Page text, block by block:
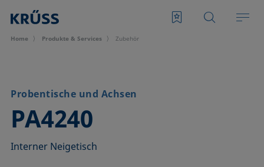
Home Produkte & Services Zubehör
Probentische und Achsen
PA4240
–
Interner Neigetisch